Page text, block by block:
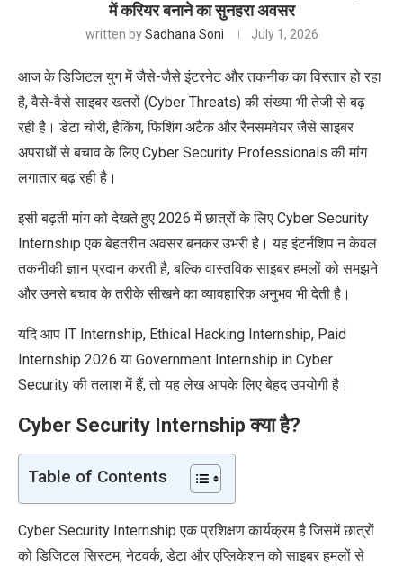
में करियर बनाने का सुनहरा अवसर
written bySadhana Soni July 1, 2026
आज के डिजिटल युग में जैसे-जैसे इंटरनेट और तकनीक का विस्तार हो रहा
है, वैसे-वैसे साइबर खतरों (Cyber Threats) की संख्या भी तेजी से बढ़
रही है। डेटा चोरी, हैकिंग, फिशिंग अटैक और रैनसमवेयर जैसे साइबर
अपराधों से बचाव के लिए Cyber Security Professionals की मांग
लगातार बढ़ रही है।
इसी बढ़ती मांग को देखते हुए 2026 में छात्रों के लिए Cyber Security
Internship एक बेहतरीन अवसर बनकर उभरी है। यह इंटर्नशिप न केवल
तकनीकी ज्ञान प्रदान करती है, बल्कि वास्तविक साइबर हमलों को समझने
और उनसे बचाव के तरीके सीखने का व्यावहारिक अनुभव भी देती है।
यदि आप IT Internship, Ethical Hacking Internship, Paid
Internship 2026 या Government Internship in Cyber
Security की तलाश में हैं, तो यह लेख आपके लिए बेहद उपयोगी है।
Cyber Security Internship क्या है?
Table of Contents
Cyber Security Internship एक प्रशिक्षण कार्यक्रम है जिसमें छात्रों
को डिजिटल सिस्टम, नेटवर्क, डेटा और एप्लिकेशन को साइबर हमलों से